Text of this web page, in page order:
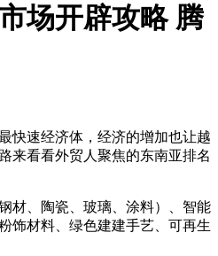
场开辟攻略 腾
速经济体，经济的增加也让越
来看看外贸人聚焦的东南亚排名
、陶瓷、玻璃、涂料）、智能
饰材料、绿色建建手艺、可再生